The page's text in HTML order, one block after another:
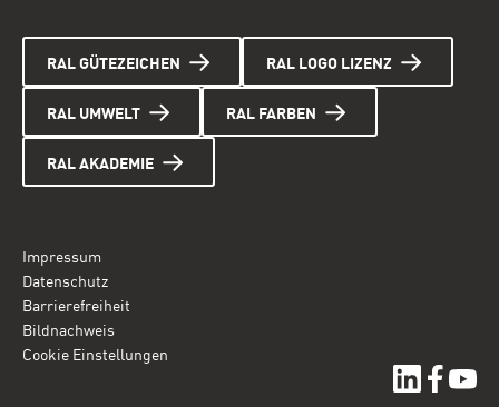
RAL GÜTEZEICHEN RAL LOGO LIZENZ
RAL UMWELT RAL FARBEN
RAL AKADEMIE
Impressum
Datenschutz
Barrierefreiheit
Bildnachweis
Cookie Einstellungen